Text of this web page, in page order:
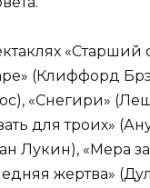
«Старший
(Клиффорд
«Снегири»
для троих»
Лукин), «Мера
жертва»